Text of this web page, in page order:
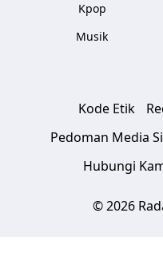
Kpop
Musik
Kode Etik
Pedoman Media
Hubungi
© 2026